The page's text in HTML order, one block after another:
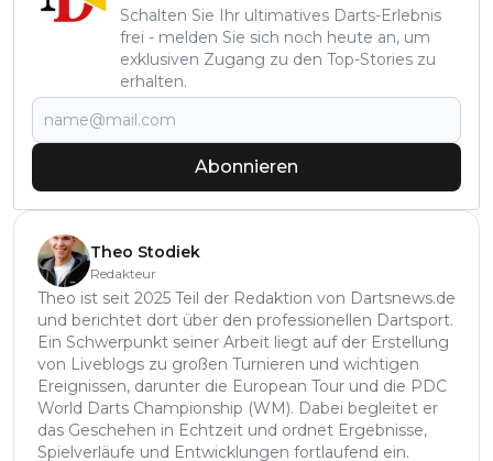
Schalten Sie Ihr ultimatives Darts-Erlebnis
frei - melden Sie sich noch heute an, um
exklusiven Zugang zu den Top-Stories zu
erhalten.
Abonnieren
Theo Stodiek
Redakteur
Theo ist seit 2025 Teil der Redaktion von Dartsnews.de
und berichtet dort über den professionellen Dartsport.
Ein Schwerpunkt seiner Arbeit liegt auf der Erstellung
von Liveblogs zu großen Turnieren und wichtigen
Ereignissen, darunter die European Tour und die PDC
World Darts Championship (WM). Dabei begleitet er
das Geschehen in Echtzeit und ordnet Ergebnisse,
Spielverläufe und Entwicklungen fortlaufend ein.